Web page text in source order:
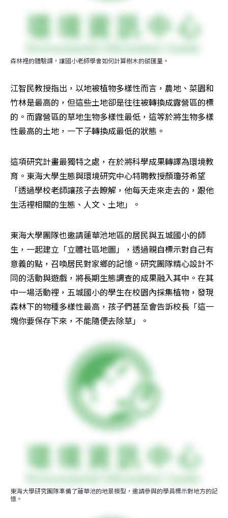
森林裡的體驗課，讓國小老師學會如何計算樹木的碳匯量。
江智民教授指出，以地被植物多樣性而言，農地、菜園和
竹林是最高的，但這些土地卻是往往被轉換成露營區的標
的。而露營區的草地生物多樣性最低，這等於將生物多樣
性最高的土地，一下子轉換成最低的狀態。
這項研究計畫最獨特之處，在於將科學成果轉譯為環境教
育。東海大學生態與環境研究中心特聘教授顏瓊芬希望
「透過學校老師讓孩子去瞭解，他每天走來走去的，跟他
生活裡相關的生態、人文、土地」。
東海大學團隊也邀請蓮華池地區的居民與五城國小的師
生，一起建立「立體社區地圖」，透過親自標示對自己有
意義的點，召喚居民對家鄉的記憶。研究團隊精心設計不
同的活動與遊戲，將長期生態調查的成果融入其中。在其
中一場活動裡，五城國小的學生在校園內採集植物，發現
森林下的物種多樣性最高，孩子們甚至會告訴校長「這一
塊你要保存下來，不能隨便去除草」。
東海大學研究團隊準備了蓮華池的地景模型，邀請參與的學員標示對地方的記
憶。